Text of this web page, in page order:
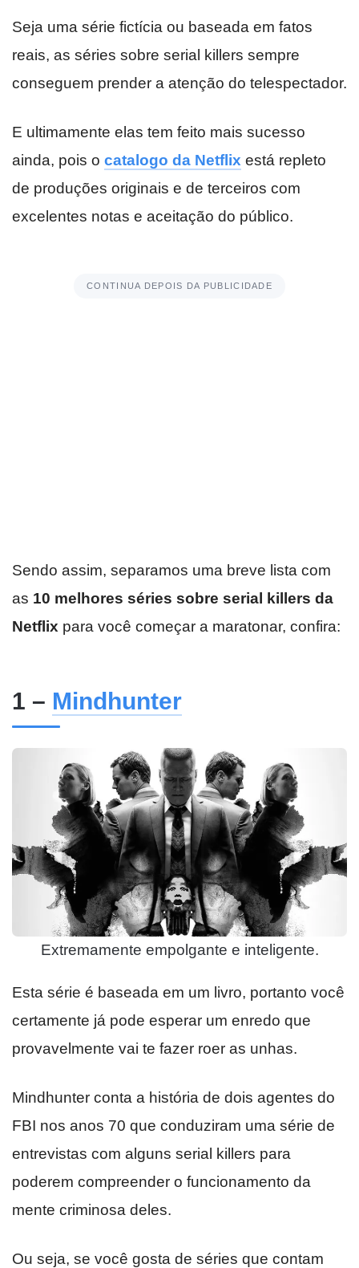
Seja uma série fictícia ou baseada em fatos
reais, as séries sobre serial killers sempre
conseguem prender a atenção do telespectador.
E ultimamente elas tem feito mais sucesso
ainda, pois o catalogo da Netflix está repleto
de produções originais e de terceiros com
excelentes notas e aceitação do público.
CONTINUA DEPOIS DA PUBLICIDADE
Sendo assim, separamos uma breve lista com
as 10 melhores séries sobre serial killers da
Netflix para você começar a maratonar, confira:
1 – Mindhunter
Extremamente empolgante e inteligente.
Esta série é baseada em um livro, portanto você
certamente já pode esperar um enredo que
provavelmente vai te fazer roer as unhas.
Mindhunter conta a história de dois agentes do
FBI nos anos 70 que conduziram uma série de
entrevistas com alguns serial killers para
poderem compreender o funcionamento da
mente criminosa deles.
Ou seja, se você gosta de séries que contam